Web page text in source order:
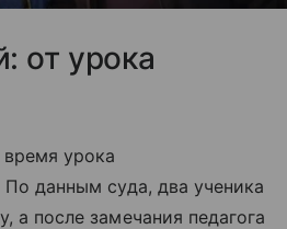
от урока
урока
данным суда, два ученика
а после замечания педагога